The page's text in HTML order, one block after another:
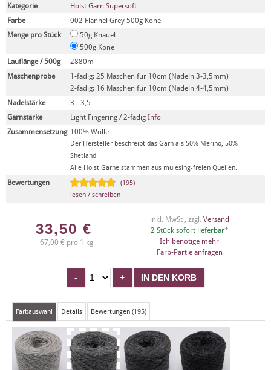
Kategorie
Holst Garn Supersoft
Farbe
002 Flannel Grey 500g Kone
Menge pro Stück
50g Knäuel
500g Kone
Lauflänge / 500g
2880m
Maschenprobe
1-fädig: 25 Maschen für 10cm (Nadeln 3-3,5mm)
2-fädig: 16 Maschen für 10cm (Nadeln 4-4,5mm)
Nadelstärke
3 - 3,5
Garnstärke
Light Fingering / 2-fädig Info
Zusammensetzung 100% Wolle
Der Hersteller beschreibt das Garn als 50% Merino, 50%
Shetland
Alle Holst Garne stammen aus mulesing-freien Quellen.
Bewertungen
(195)
lesen / schreiben
33,50 €
67,00 € pro 1 kg
inkl. MwSt , zzgl. Versand
2 Stück sofort lieferbar*
Ich benötige mehr
Farb-Partie anfragen
Farbauswahl Details Bewertungen (195)